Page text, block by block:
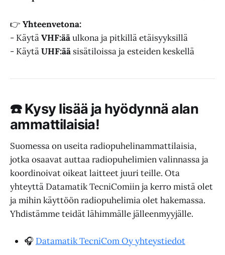
👉 Yhteenvetona:
- KäytäVHF:ääulkona ja pitkillä etäisyyksillä
- KäytäUHF:ää sisätiloissa ja esteiden keskellä
☎️ Kysy lisää ja hyödynnä alan
ammattilaisia!
Suomessa on useita radiopuhelinammattilaisia,
jotka osaavat auttaa radiopuhelimien valinnassa ja
koordinoivat oikeat laitteet juuri teille. Ota
yhteyttä Datamatik TecniComiin ja kerro mistä olet
ja mihin käyttöön radiopuhelimia olet hakemassa.
Yhdistämme teidät lähimmälle jälleenmyyjälle.
🎧 Datamatik TecniCom Oy yhteystiedot